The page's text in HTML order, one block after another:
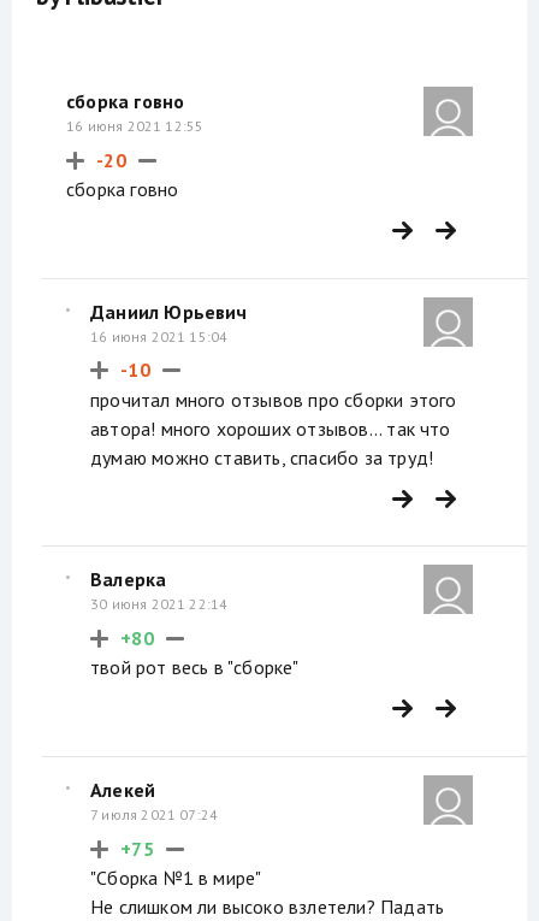
сборка говно
16 июня 2021 12:55
-20
сборка говно
Даниил Юрьевич
16 июня 2021 15:04
-10
прочитал много отзывов про сборки этого
автора! много хороших отзывов... так что
думаю можно ставить, спасибо за труд!
Валерка
30 июня 2021 22:14
+80
твой рот весь в "сборке"
Алекей
7 июля 2021 07:24
+75
"Сборка №1 в мире"
Не слишком ли высоко взлетели? Падать